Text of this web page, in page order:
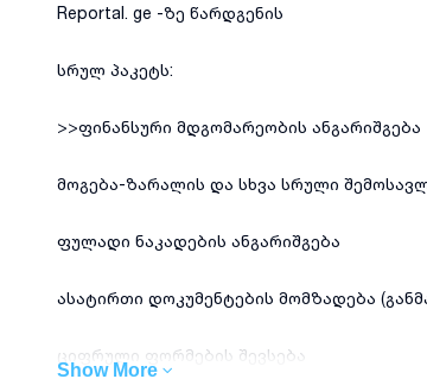
Reportal. ge -ზე წარდგენის
სრულ პაკეტს:
>>ფინანსური მდგომარეობის ანგარიშგება
მოგება-ზარალის და სხვა სრული
ფულადი ნაკადების ანგარიშგება
ასატირთი დოკუმენტების მომზადება
ციფრული ფორმების შევსება
Show More